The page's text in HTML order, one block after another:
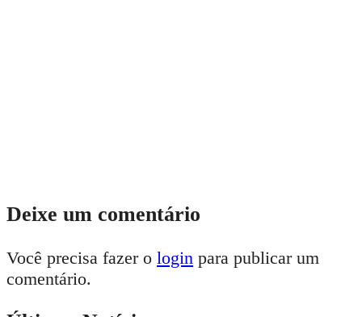
Deixe um comentário
Você precisa fazer o login para publicar um
comentário.